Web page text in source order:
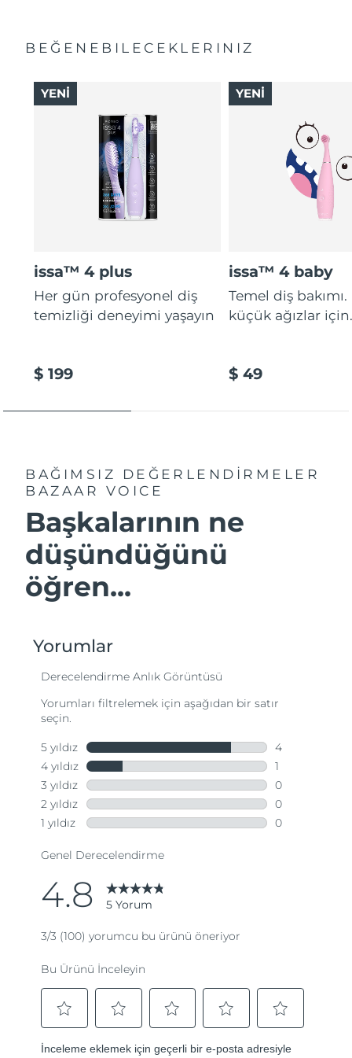
BEĞENEBILECEKLERINIZ
issa™ 4 plus
Her gün profesyonel diş
temizliği deneyimi yaşayın
$ 199
YENİ
issa™ 4 baby
Temel diş
küçük ağızlar
$ 49
YENİ
BAĞIMSIZ DEĞERLENDİRMELER
BAZAAR VOICE
Başkalarının ne
düşündüğünü
öğren...